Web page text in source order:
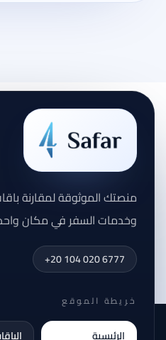
منصتك الموثوقة لمقارنة
وخدمات السفر في مكان
+20 104 020 6777
خريطة الموقع
الرئيسية